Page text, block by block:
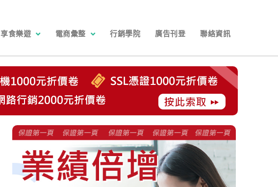
享食樂遊 電商彙整 行銷學院 廣告刊登 聯絡資訊